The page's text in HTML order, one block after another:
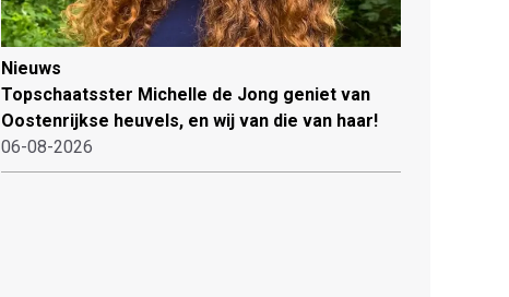
Nieuws
Topschaatsster Michelle de Jong geniet van
Oostenrijkse heuvels, en wij van die van haar!
06-08-2026